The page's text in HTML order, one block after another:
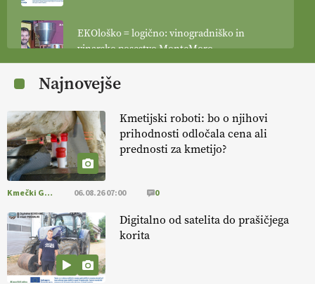
EKOloško = logično: vinogradniško in
vinarsko posestvo MonteMoro
EKOloško = logično: ekološka kmetija
EKOloško = logično: ekološka kmetija
HOMAR
EKOloško = logično: VLOG Ekološko
kmetijstvo brez škropljenja?
EKOloško = logično: ekološka kmetija
ALTENBAHER
Najnovejše
Kmetijski roboti: bo o njihovi
prihodnosti odločala cena ali
prednosti za kmetijo?
Kmečki Glas 06.08.26 07:00 0
Digitalno od satelita do prašičjega
korita